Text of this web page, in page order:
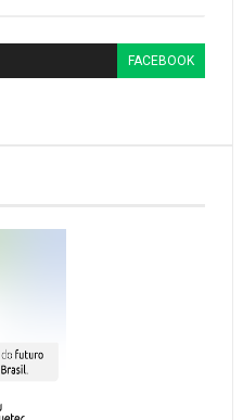
FACEBOOK